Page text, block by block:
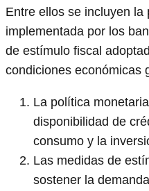
Entre ellos se incluyen la
implementada por los
de estímulo fiscal
condiciones económicas
La política
disponibilidad de
consumo y la
Las medidas de
sostener la